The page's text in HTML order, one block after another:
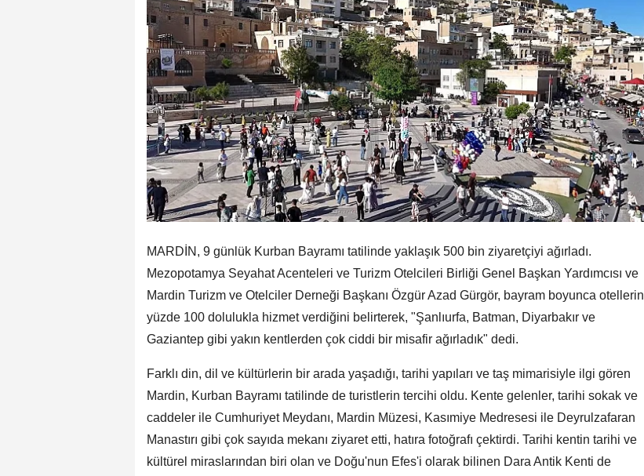
MARDİN, 9 günlük Kurban Bayramı tatilinde yaklaşık 500 bin ziyaretçiyi ağırladı.
Mezopotamya Seyahat Acenteleri ve Turizm Otelcileri Birliği Genel Başkan Yardımcısı ve
Mardin Turizm ve Otelciler Derneği Başkanı Özgür Azad Gürgör, bayram boyunca otellerin
yüzde 100 dolulukla hizmet verdiğini belirterek, "Şanlıurfa, Batman, Diyarbakır ve
Gaziantep gibi yakın kentlerden çok ciddi bir misafir ağırladık" dedi.
Farklı din, dil ve kültürlerin bir arada yaşadığı, tarihi yapıları ve taş mimarisiyle ilgi gören
Mardin, Kurban Bayramı tatilinde de turistlerin tercihi oldu. Kente gelenler, tarihi sokak ve
caddeler ile Cumhuriyet Meydanı, Mardin Müzesi, Kasımiye Medresesi ile Deyrulzafaran
Manastırı gibi çok sayıda mekanı ziyaret etti, hatıra fotoğrafı çektirdi. Tarihi kentin tarihi ve
kültürel miraslarından biri olan ve Doğu'nun Efes'i olarak bilinen Dara Antik Kenti de